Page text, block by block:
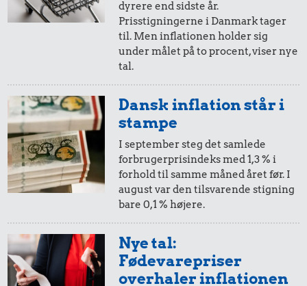
0,88 kr.
Banan
4,42 kr.
Avis 1,14 kr.
100 g
flæskesvær
10 øre
i 1972
= 0,80,-
i dag
0,40,-
dyrere end sidste år.
Prisstigningerne i Danmark tager
til. Men inflationen holder sig
under målet på to procent, viser nye
tal.
Dansk inflation står i
stampe
I september steg det samlede
forbrugerprisindeks med 1,3 % i
forhold til samme måned året før. I
august var den tilsvarende stigning
bare 0,1 % højere.
Nye tal:
Fødevarepriser
overhaler inflationen